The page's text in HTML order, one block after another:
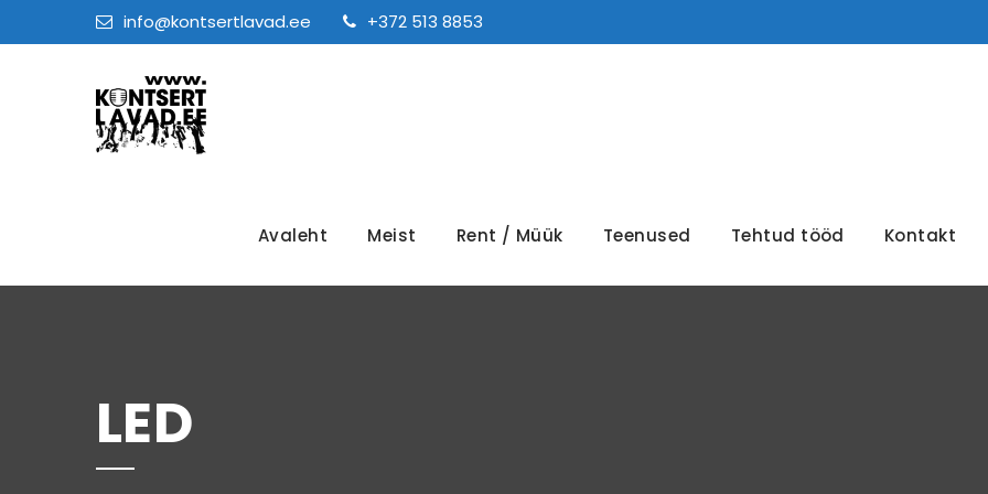
info@kontsertlavad.ee +372 513 8853
Avaleht Meist Rent / Müük Teenused Tehtud tööd Kontakt
LED